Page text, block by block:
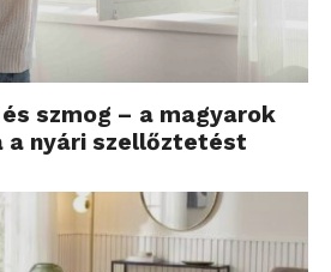
szmog – a magyarok
a nyári szellőztetést